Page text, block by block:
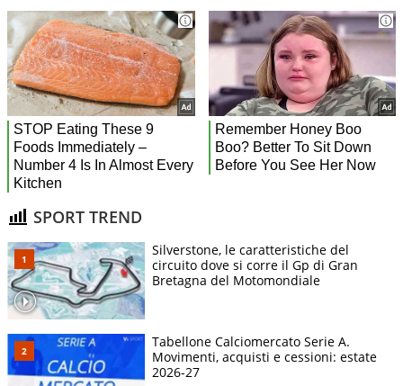
SPORT TREND
Silverstone, le caratteristiche del
circuito dove si corre il Gp di Gran
Bretagna del Motomondiale
Tabellone Calciomercato Serie A.
Movimenti, acquisti e cessioni: estate
2026-27